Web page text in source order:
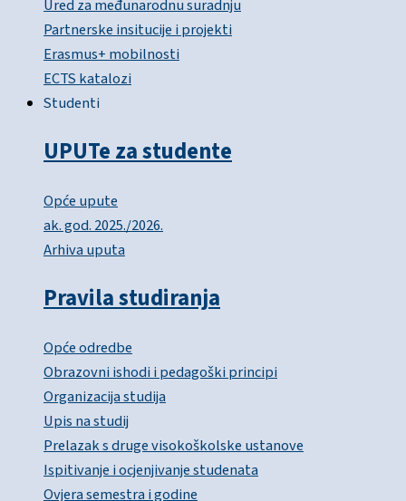
Ured za međunarodnu suradnju
Partnerske insitucije i projekti
Erasmus+ mobilnosti
ECTS katalozi
Studenti
UPUTe za studente
Opće upute
ak. god. 2025./2026.
Arhiva uputa
Pravila studiranja
Opće odredbe
Obrazovni ishodi i pedagoški principi
Organizacija studija
Upis na studij
Prelazak s druge visokoškolske ustanove
Ispitivanje i ocjenjivanje studenata
Ovjera semestra i godine